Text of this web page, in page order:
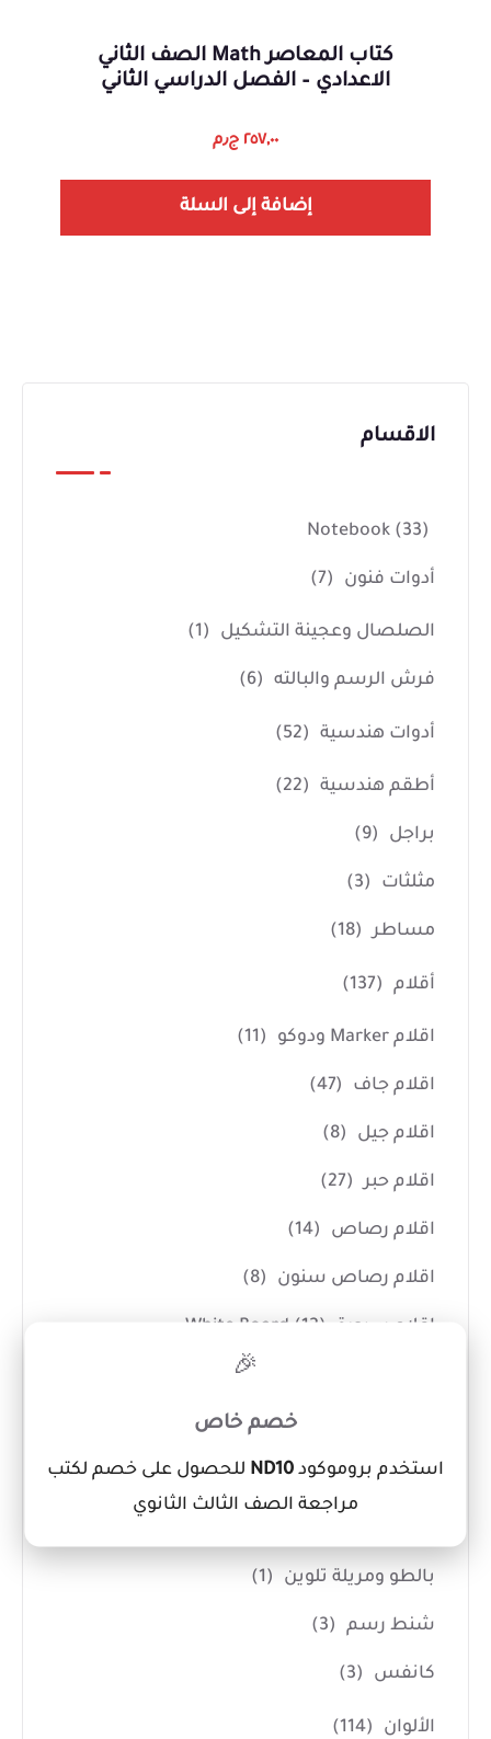
كتاب المعاصر Math الصف الثاني
الاعدادي – الفصل الدراسي الثاني
٢٥٧,٠٠ ج٫م
إضافة إلى السلة
الاقسام
Notebook (33)
أدوات فنون (7)
الصلصال وعجينة التشكيل (1)
فرش الرسم والبالته (6)
أدوات هندسية (52)
أطقم هندسية (22)
براجل (9)
مثلثات (3)
مساطر (18)
أقلام (137)
اقلام Marker ودوكو (11)
اقلام جاف (47)
اقلام جيل (8)
اقلام حبر (27)
اقلام رصاص (14)
اقلام رصاص سنون (8)
اقلام سبورة White Board (12)
ادوات الفنانين (14)
بالطو ومريلة تلوين (1)
شنط رسم (3)
كانفس (3)
الألوان (114)
🎉
خصم خاص
استخدم بروموكود ND10 للحصول على خصم لكتب
مراجعة الصف الثالث الثانوي